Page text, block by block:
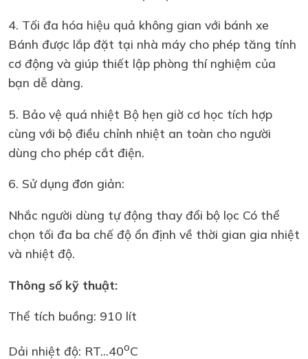
4. Tối đa hóa hiệu quả không gian với bánh xe
Bánh được lắp đặt tại nhà máy cho phép tăng tính
cơ động và giúp thiết lập phòng thí nghiệm của
bạn dễ dàng.
5. Bảo vệ quá nhiệt Bộ hẹn giờ cơ học tích hợp
cùng với bộ điều chỉnh nhiệt an toàn cho người
dùng cho phép cắt điện.
6. Sử dụng đơn giản:
Nhắc người dùng tự động thay đổi bộ lọc Có thể
chọn tối đa ba chế độ ổn định về thời gian gia nhiệt
và nhiệt độ.
Thông số kỹ thuật:
Thể tích buồng: 910 lít
Dải nhiệt độ: RT...40oC